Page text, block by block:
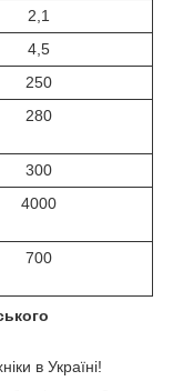
2,1
4,5
250
280
300
4000
700
в Україні!